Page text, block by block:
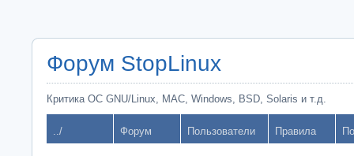
Форум StopLinux
Критика ОС GNU/Linux, MAC, Windows, BSD, Solaris и т.д.
../ Форум Пользователи Правила